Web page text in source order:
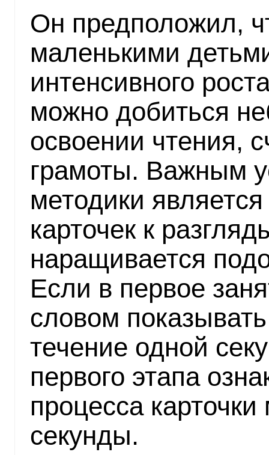
Он предположил,
маленькими
интенсивного
можно добиться
освоении чтения,
грамоты. Важным
методики
карточек к
наращивается
Если в первое
словом
течение одной
первого этапа
процесса
секунды.